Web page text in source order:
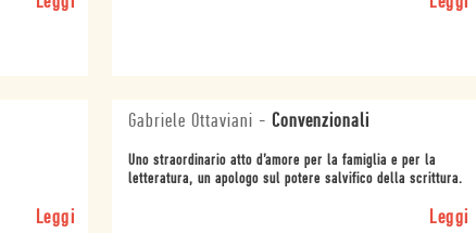
Leggi
Gabriele Ottaviani -Convenzionali
Uno straordinario atto d’amore per la famiglia e per la
letteratura, un apologo sul potere salvifico della scrittura.
Leggi